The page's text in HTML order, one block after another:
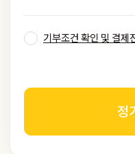
기부조건 확인 및 결제
정